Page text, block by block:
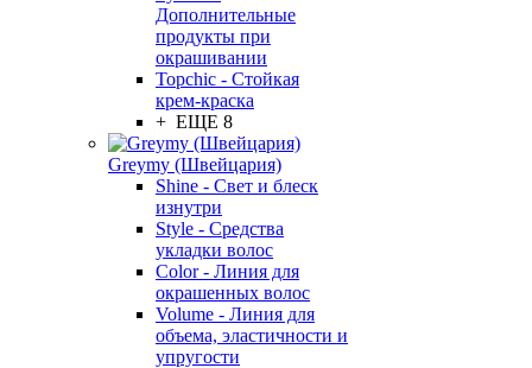
Дополнительные
продукты при
окрашивании
Topchic - Стойкая
крем-краска
+ ЕЩЕ 8
Greymy (Швейцария)
Shine - Свет и блеск
изнутри
Style - Средства
укладки волос
Color - Линия для
окрашенных волос
Volume - Линия для
объема, эластичности и
упругости